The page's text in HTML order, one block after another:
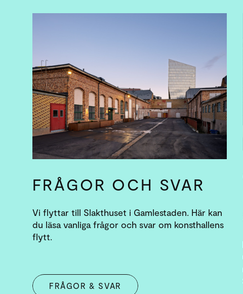
FRÅGOR OCH SVAR
Vi flyttar till Slakthuset i Gamlestaden. Här kan
du läsa vanliga frågor och svar om konsthallens
flytt.
FRÅGOR & SVAR